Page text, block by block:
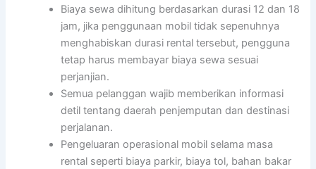
Biaya sewa dihitung berdasarkan durasi 12 dan 18
jam, jika penggunaan mobil tidak sepenuhnya
menghabiskan durasi rental tersebut, pengguna
tetap harus membayar biaya sewa sesuai
perjanjian.
Semua pelanggan wajib memberikan informasi
detil tentang daerah penjemputan dan destinasi
perjalanan.
Pengeluaran operasional mobil selama masa
rental seperti biaya parkir, biaya tol, bahan bakar